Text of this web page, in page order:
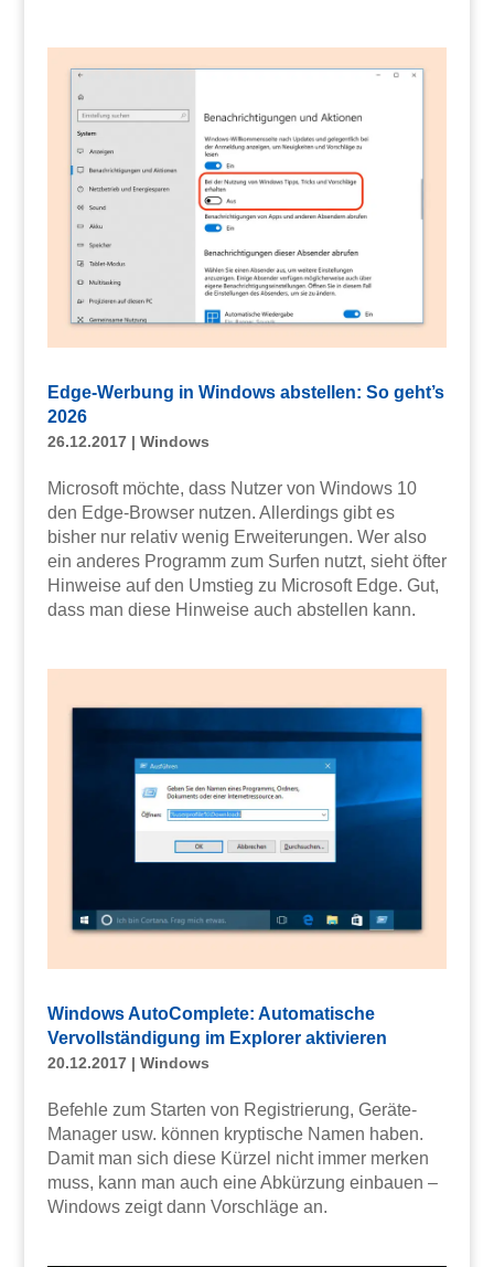
Edge-Werbung in Windows abstellen: So geht’s
2026
26.12.2017| Windows
Microsoft möchte, dass Nutzer von Windows 10
den Edge-Browser nutzen. Allerdings gibt es
bisher nur relativ wenig Erweiterungen. Wer also
ein anderes Programm zum Surfen nutzt, sieht öfter
Hinweise auf den Umstieg zu Microsoft Edge. Gut,
dass man diese Hinweise auch abstellen kann.
Windows AutoComplete: Automatische
Vervollständigung im Explorer aktivieren
20.12.2017| Windows
Befehle zum Starten von Registrierung, Geräte-
Manager usw. können kryptische Namen haben.
Damit man sich diese Kürzel nicht immer merken
muss, kann man auch eine Abkürzung einbauen –
Windows zeigt dann Vorschläge an.